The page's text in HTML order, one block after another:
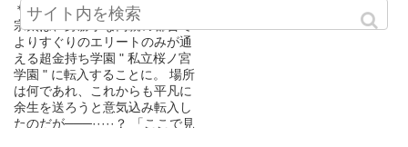
＊ 平凡な男子高生である前川
宗太は、身勝手な両親の都合で
よりすぐりのエリートのみが通
える超金持ち学園 " 私立桜ノ宮
学園 " に転入することに。 場所
は何であれ、これからも平凡に
余生を送ろうと意気込み転入し
たのだが───·····？ 「ここで見